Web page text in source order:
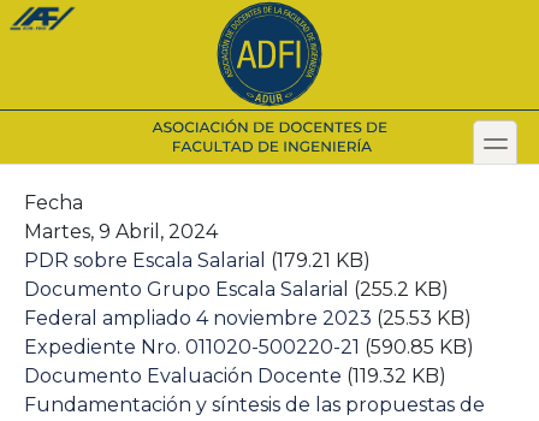
Pasar
toggle
Secondary menu
Fecha
Martes, 9 Abril, 2024
PDR sobre Escala Salarial (179.21 KB)
Documento Grupo Escala Salarial (255.2 KB)
Federal ampliado 4 noviembre 2023 (25.53 KB)
Expediente Nro. 011020-500220-21 (590.85 KB)
Documento Evaluación Docente (119.32 KB)
Fundamentación y síntesis de las propuestas de